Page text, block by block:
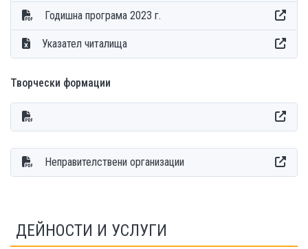
Годишна програма 2023 г.
Указател читалища
Творчески формации
Неправителствени организации
ДЕЙНОСТИ И УСЛУГИ